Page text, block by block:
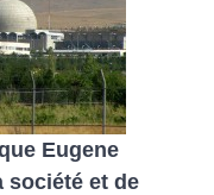
Eugene
société et de